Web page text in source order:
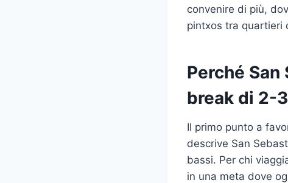
convenire di più,
pintxos tra quartieri
Perché
break di 2-
Il primo punto a
descrive San
bassi. Per chi
in una meta dove